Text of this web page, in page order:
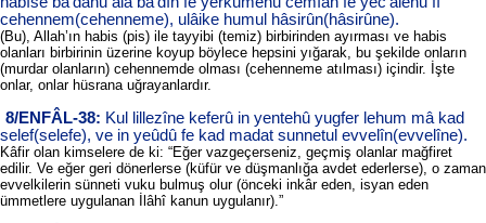
cehennem(cehenneme), ulâike humul hâsirûn(hâsirûne).
(Bu), Allah’ın habis (pis) ile tayyibi (temiz) birbirinden ayırması ve habis
olanları birbirinin üzerine koyup böylece hepsini yığarak, bu şekilde onların
(murdar olanların) cehennemde olması (cehenneme atılması) içindir. İşte
onlar, onlar hüsrana uğrayanlardır.
8/ENFÂL-38: Kul lillezîne keferû in yentehû yugfer lehum mâ kad
selef(selefe), ve in yeûdû fe kad madat sunnetul evvelîn(evvelîne).
Kâfir olan kimselere de ki: “Eğer vazgeçerseniz, geçmiş olanlar mağfiret
edilir. Ve eğer geri dönerlerse (küfür ve düşmanlığa avdet ederlerse), o zaman
evvelkilerin sünneti vuku bulmuş olur (önceki inkâr eden, isyan eden
ümmetlere uygulanan İlâhî kanun uygulanır).”